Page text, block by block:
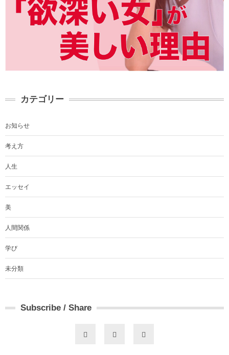
カテゴリー
お知らせ
考え方
人生
エッセイ
美
人間関係
学び
未分類
Subscribe / Share